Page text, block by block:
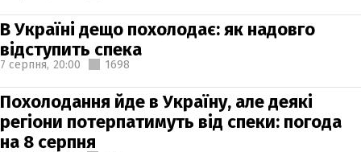
В Україні дещо похолодає: як надовго
відступить спека
7 серпня, 20:00 1698
Похолодання йде в Україну, але деякі
регіони потерпатимуть від спеки: погода
на 8 серпня